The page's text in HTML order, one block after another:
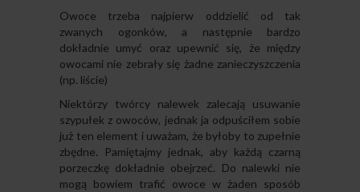
Owoce trzeba najpierw oddzielić od tak
zwanych ogonków, a następnie bardzo
dokładnie umyć oraz upewnić się, że między
owocami nie zebrały się żadne zanieczyszczenia
(np. liście)
Niektórzy twórcy nalewek zalecają usuwanie
szypułek z owoców, jednak ja odpuściłem sobie
już ten element i uważam, że byłoby to zupełnie
zbędne. Pamiętajmy jednak, aby każdą czarną
porzeczkę dokładnie obejrzeć. Do nalewki nie
mogą bowiem trafić owoce w żaden sposób